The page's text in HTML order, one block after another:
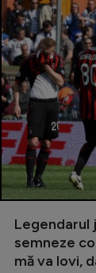
Legendarul
semneze
mă va lovi,